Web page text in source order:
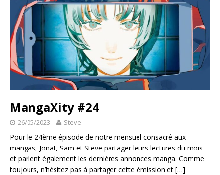
MangaXity #24
26/05/2023 Steve
Pour le 24ème épisode de notre mensuel consacré aux
mangas, Jonat, Sam et Steve partager leurs lectures du mois
et parlent également les dernières annonces manga. Comme
toujours, n’hésitez pas à partager cette émission et […]